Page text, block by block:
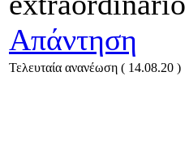
Απάντηση
Τελευταία ανανέωση ( 14.08.20 )